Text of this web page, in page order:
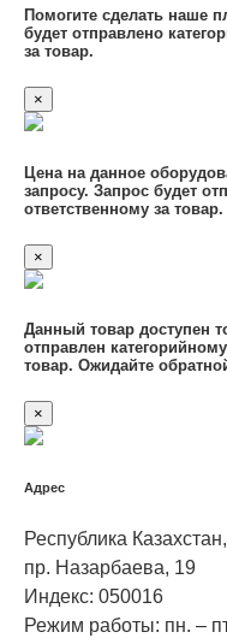
Помогите сделать наше
будет отправлено
за товар.
×
Цена на данное
запросу. Запрос будет
ответственному за
×
Данный товар доступен
отправлен
товар. Ожидайте
×
Адрес
Республика
пр. Назарбаева, 19
Индекс: 050016
Режим работы: пн. –